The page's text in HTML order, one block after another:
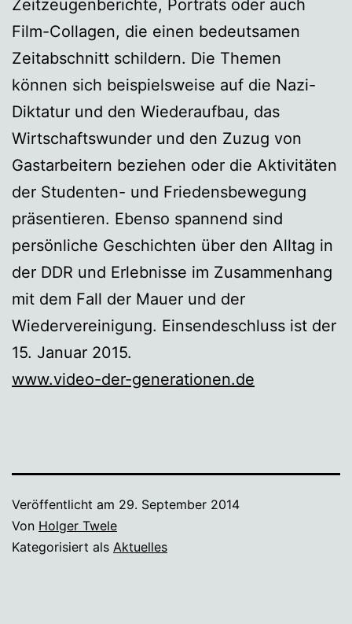
Zeitzeugenberichte, Porträts oder auch
Film-Collagen, die einen bedeutsamen
Zeitabschnitt schildern. Die Themen
können sich beispielsweise auf die Nazi-
Diktatur und den Wiederaufbau, das
Wirtschaftswunder und den Zuzug von
Gastarbeitern beziehen oder die Aktivitäten
der Studenten- und Friedensbewegung
präsentieren. Ebenso spannend sind
persönliche Geschichten über den Alltag in
der DDR und Erlebnisse im Zusammenhang
mit dem Fall der Mauer und der
Wiedervereinigung. Einsendeschluss ist der
15. Januar 2015.
www.video-der-generationen.de
Veröffentlicht am 29. September 2014
Von Holger Twele
Kategorisiert als Aktuelles